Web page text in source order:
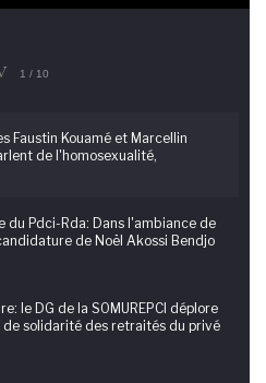
1 / 10
Faustin Kouamé et Marcellin
de l'homosexualité,
du Pdci-Rda: Dans l'ambiance de
de Noël Akossi Bendjo
le DG de la SOMUREPCI déplore
de solidarité des retraités du privé